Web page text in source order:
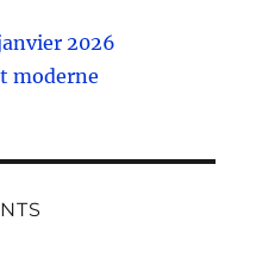
2026
moderne